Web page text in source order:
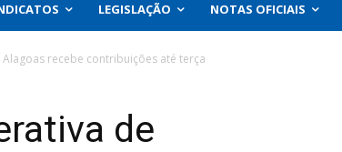
LEGISLAÇÃO NOTAS OFICIAIS
recebe contribuições até terça
de